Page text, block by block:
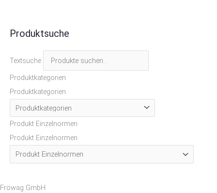
Produktsuche
Textsuche
Produktkategorien
Produktkategorien
Produkt Einzelnormen
Produkt Einzelnormen
Fröwag GmbH